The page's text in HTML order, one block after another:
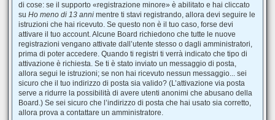
di cose: se il supporto «registrazione minore» è abilitato e hai cliccato
su Ho meno di 13 anni mentre ti stavi registrando, allora devi seguire le
istruzioni che hai ricevuto. Se questo non è il tuo caso, forse devi
attivare il tuo account. Alcune Board richiedono che tutte le nuove
registrazioni vengano attivate dall’utente stesso o dagli amministratori,
prima di poter accedere. Quando ti registri ti verrà indicato che tipo di
attivazione è richiesta. Se ti è stato inviato un messaggio di posta,
allora segui le istruzioni; se non hai ricevuto nessun messaggio... sei
sicuro che il tuo indirizzo di posta sia valido? (L’attivazione via posta
serve a ridurre la possibilità di avere utenti anonimi che abusano della
Board.) Se sei sicuro che l’indirizzo di posta che hai usato sia corretto,
allora prova a contattare un amministratore.